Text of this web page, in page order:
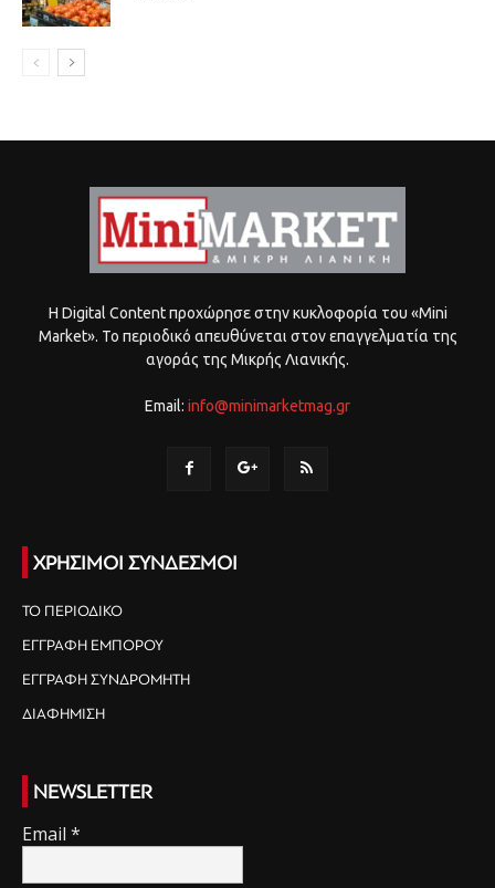
Η Digital Content προχώρησε στην κυκλοφορία του «Mini
Market». Το περιοδικό απευθύνεται στον επαγγελματία της
αγοράς της Μικρής Λιανικής.
Email: info@minimarketmag.gr
ΧΡΗΣΙΜΟΙ ΣΥΝΔΕΣΜΟΙ
ΤΟ ΠΕΡΙΟΔΙΚΟ
ΕΓΓΡΑΦΗ ΕΜΠΟΡΟΥ
ΕΓΓΡΑΦΗ ΣΥΝΔΡΟΜΗΤΗ
ΔΙΑΦΗΜΙΣΗ
NEWSLETTER
Email *